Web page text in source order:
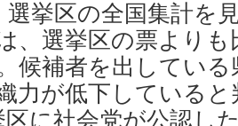
選挙区の全国集計を
、選挙区の票より
候補者を出してい
力が低下している
区に社会党が公認し